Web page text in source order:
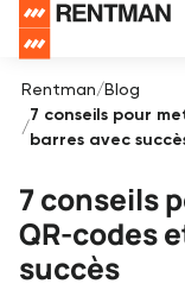
Rentman/Blog
/
7 conseils pour
barres avec
7 conseils
QR-codes
succès